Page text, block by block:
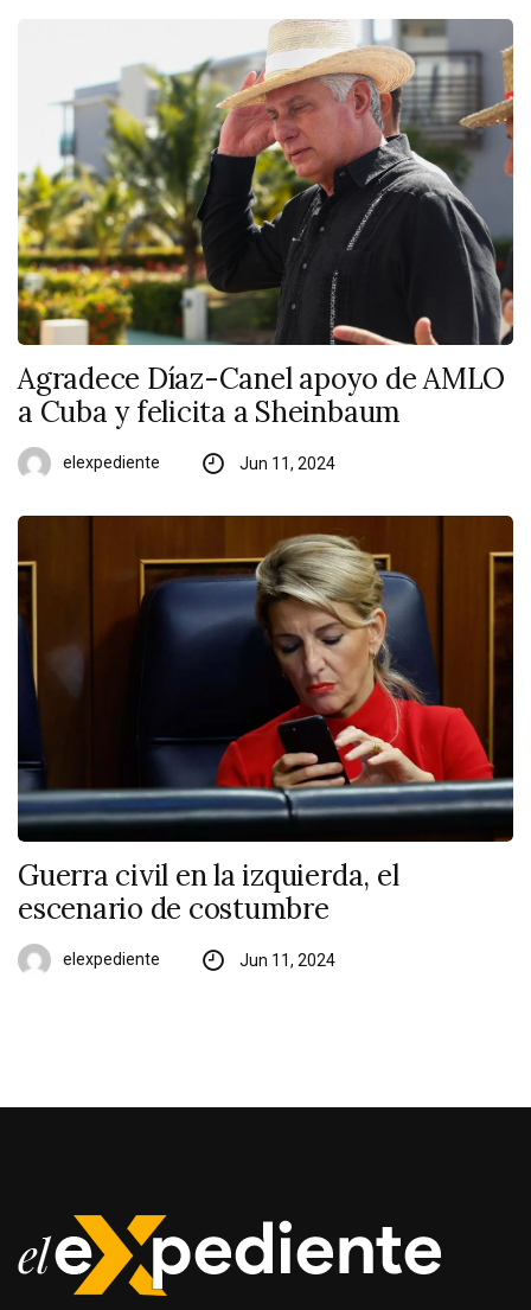
Agradece Díaz-Canel apoyo de AMLO
a Cuba y felicita a Sheinbaum
elexpediente Jun 11, 2024
Guerra civil en la izquierda, el
escenario de costumbre
elexpediente Jun 11, 2024